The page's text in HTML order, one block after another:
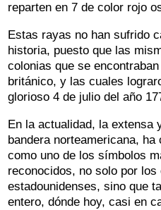
reparten en 7 de color rojo
Estas rayas no han sufrido
historia, puesto que las
colonias que se
británico, y las cuales
glorioso 4 de julio del año
En la actualidad, la extensa
bandera norteamericana,
como uno de los símbolos
reconocidos, no solo por los
estadounidenses, sino que
entero, dónde hoy, casi en